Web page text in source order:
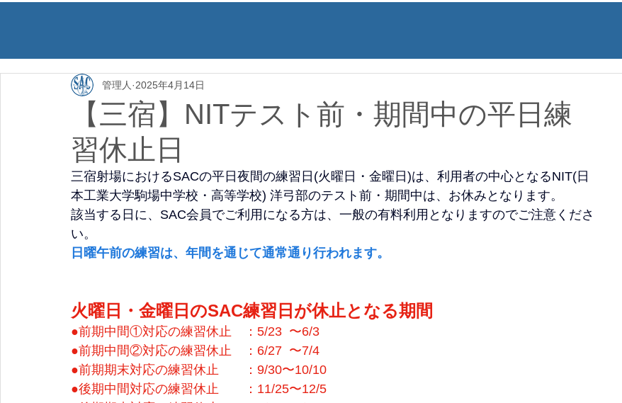
【三宿】NITテスト前・期間中の平日練
習休止日
管理人 2025年4月14日
三宿射場におけるSACの平日夜間の練習日(火曜日・金曜日)は、利用者の中心となるNIT(日
本工業大学駒場中学校・高等学校) 洋弓部のテスト前・期間中は、お休みとなります。
該当する日に、SAC会員でご利用になる方は、一般の有料利用となりますのでご注意くださ
い。
日曜午前の練習は、年間を通じて通常通り行われます。
火曜日・金曜日のSAC練習日が休止となる期間
●前期中間①対応の練習休止　：5/23  〜6/3
●前期中間②対応の練習休止　：6/27  〜7/4
●前期期末対応の練習休止　　：9/30〜10/10
●後期中間対応の練習休止　　：11/25〜12/5